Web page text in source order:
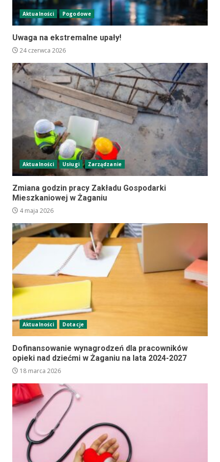
Aktualności Pogodowe
Uwaga na ekstremalne upały!
24 czerwca 2026
Aktualności Usługi Zarządzanie
Zmiana godzin pracy Zakładu Gospodarki
Mieszkaniowej w Żaganiu
4 maja 2026
Aktualności Dotacje
Dofinansowanie wynagrodzeń dla pracowników
opieki nad dziećmi w Żaganiu na lata 2024-2027
18 marca 2026